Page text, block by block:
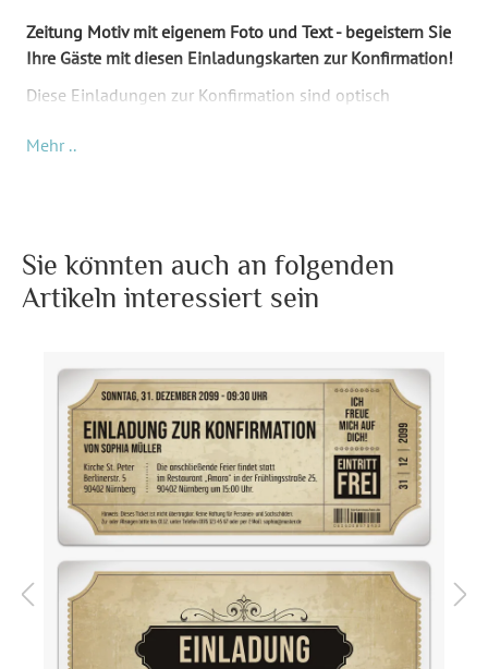
Zeitung Motiv mit eigenem Foto und Text - begeistern Sie
Ihre Gäste mit diesen Einladungskarten zur Konfirmation!
Diese Einladungen zur Konfirmation sind optisch
Wunschinhalt (Foto und Text) kommt auf die Vorderseite
erinnert. Die Rückseite der Karten ist, bis auf die Struktur
nicht bedruckt.
Kommunionskarten.
Diese Konfirmationseinladungen sind im Format DIN A6
(148 x 105 mm) und werden auf hochwertigen 300g/qm
Papier gedruckt.
Format: DIN A6 quer (148 x 105 mm)
Highlights: Individuell bedruckt, Mit
Ihrem Foto
Inklusiv-Leistungen: Inkl. Druck Ihrer Texte
Mehr ..
Sie könnten auch an folgenden
Artikeln interessiert sein